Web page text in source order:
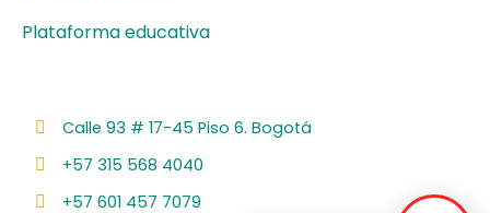
Plataforma educativa
Calle 93 # 17-45 Piso 6. Bogotá
+57 315 568 4040
+57 601 457 7079